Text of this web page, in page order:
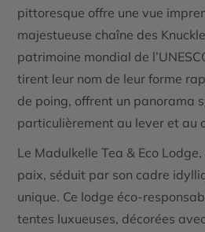
pittoresque offre une vue
majestueuse chaîne des
patrimoine mondial de
tirent leur nom de leur forme
de poing, offrent un panorama
particulièrement au lever et au
Le Madulkelle Tea & Eco Lodge
paix, séduit par son cadre
unique. Ce lodge éco-
tentes luxueuses, décorées